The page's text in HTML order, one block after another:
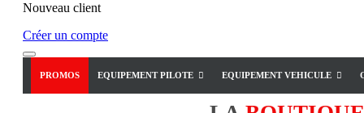
Nouveau client
Créer un compte
PROMOS EQUIPEMENT PILOTE EQUIPEMENT VEHICULE